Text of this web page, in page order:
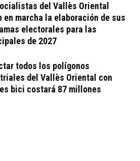
del Vallès Oriental
en marcha la elaboración de sus
electorales para las
de 2027
todos los polígonos
del Vallès Oriental con
bici costará 87 millones